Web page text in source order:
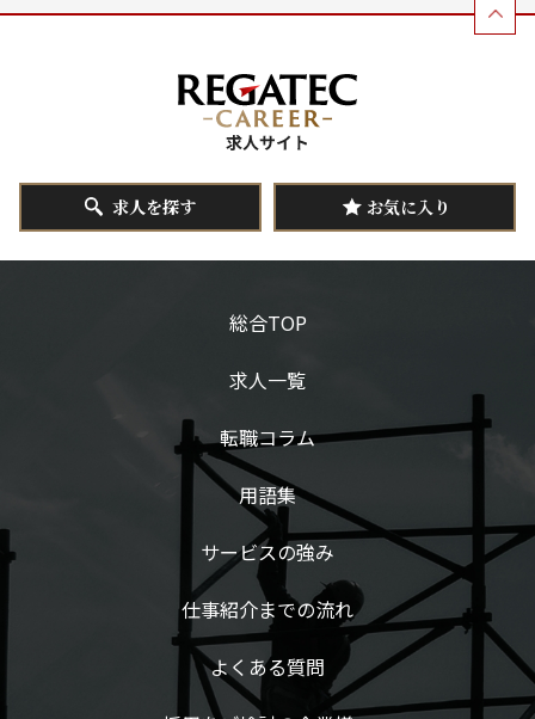
求人を探す お気に入り
総合TOP
求人一覧
転職コラム
用語集
サービスの強み
仕事紹介までの流れ
よくある質問